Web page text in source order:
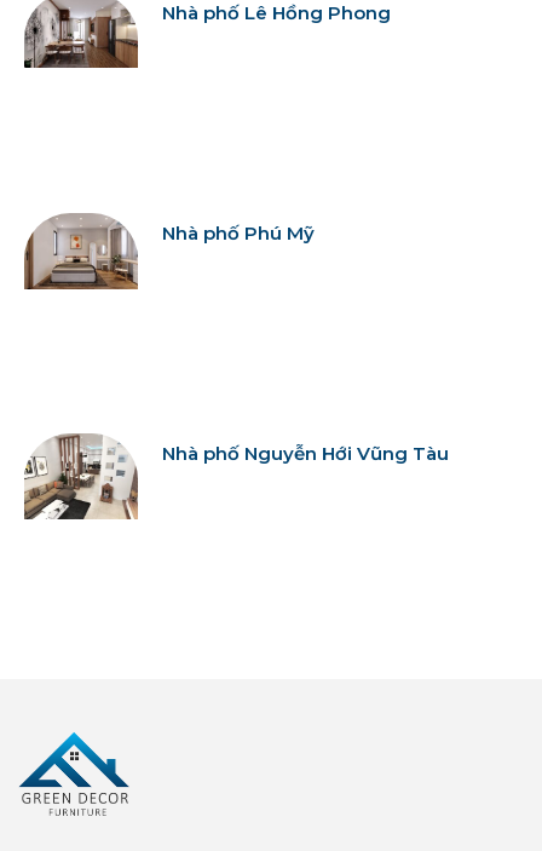
Nhà phố Lê Hồng Phong
Nhà phố Phú Mỹ
Nhà phố Nguyễn Hới Vũng Tàu